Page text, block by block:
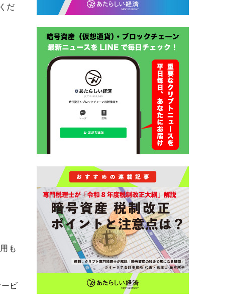
だ
も
ビ